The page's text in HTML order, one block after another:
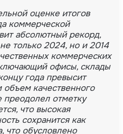
оценке итогов
коммерческой
абсолютный рекорд,
только 2024, но и 2014
коммерческих
офисы, склады
года превысит
объем качественного
преодолел отметку
что высокая
сохранится как
что обусловлено